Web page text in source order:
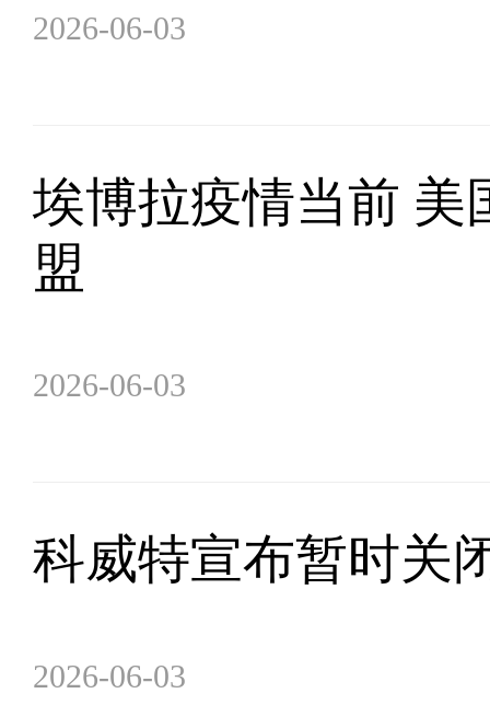
2026-06-03
埃博拉疫情当前 美
盟
2026-06-03
科威特宣布暂时关
2026-06-03